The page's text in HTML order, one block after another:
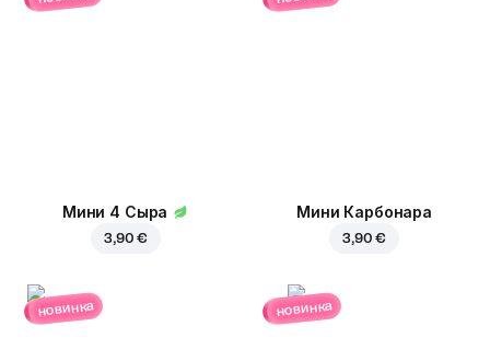
Мини 4 Сыра
3,90 €
Мини Карбонара
3,90 €
новинка новинка